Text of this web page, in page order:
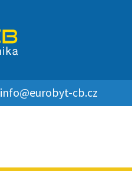
info@eurobyt-cb.cz